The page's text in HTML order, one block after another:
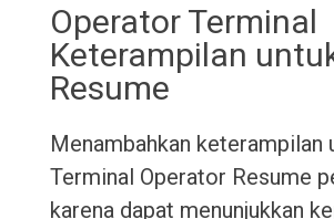
Operator Terminal
Keterampilan
Resume
Menambahkan keterampilan
Terminal Operator Resume
karena dapat menunjukkan